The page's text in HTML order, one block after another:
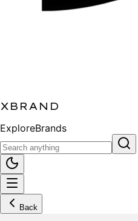
XBRAND
ExploreBrands
Back